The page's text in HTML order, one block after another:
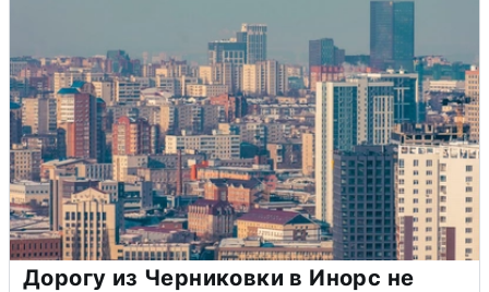
Дорогу из Черниковки в Инорс не